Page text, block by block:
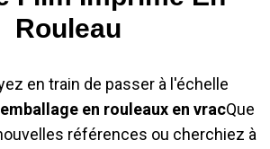
Rouleau
en train de passer à l'échelle
emballage en rouleaux en vracQue
références ou cherchiez à